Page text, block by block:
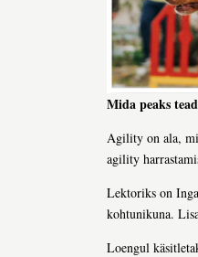
Mida peaks
Agility on ala,
agility
Lektoriks on
kohtunikuna.
Loengul